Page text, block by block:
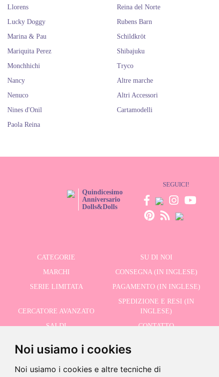
Noi usiamo i cookies
Noi usiamo i cookies e altre tecniche di
Llorens
Lucky Doggy
Marina & Pau
Mariquita Perez
Monchhichi
Nancy
Nenuco
Nines d'Onil
Paola Reina
Reina del Norte
Rubens Barn
Schildkröt
Shibajuku
Tryco
Altre marche
Altri Accessori
Cartamodelli
Quindicesimo
Anniversario
Dolls&Dolls
SEGUICI!
CATEGORIE
SU DI NOI
MARCHI
CONSEGNA (IN INGLESE)
SERIE LIMITATA
PAGAMENTO (IN INGLESE)
CERCATORE AVANZATO
SPEDIZIONE E RESI (IN
INGLESE)
SALDI
CONTATTO